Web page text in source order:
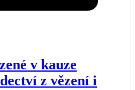
v kauze
z vězení i